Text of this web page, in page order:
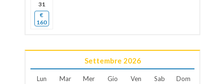
31
€
160
Settembre 2026
Lun Mar Mer Gio Ven Sab Dom